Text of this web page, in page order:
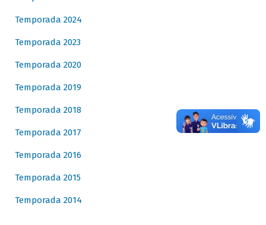
Temporada 2024
Temporada 2023
Temporada 2020
Temporada 2019
Temporada 2018
Temporada 2017
Temporada 2016
Temporada 2015
Temporada 2014